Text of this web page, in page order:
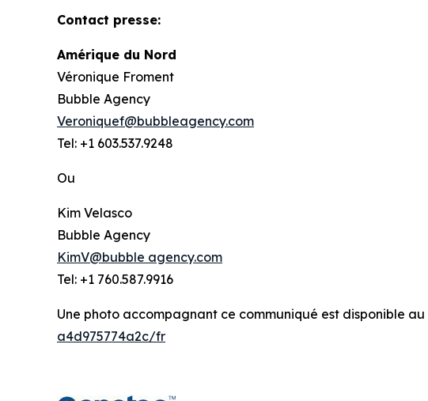
Contact presse:
Amérique du Nord
Véronique Froment
Bubble Agency
Veroniquef@bubbleagency.com
Tel: +1 603.537.9248
Ou
Kim Velasco
Bubble Agency
KimV@bubble agency.com
Tel: +1 760.587.9916
Une photo accompagnant ce communiqué est disponible au
a4d975774a2c/fr